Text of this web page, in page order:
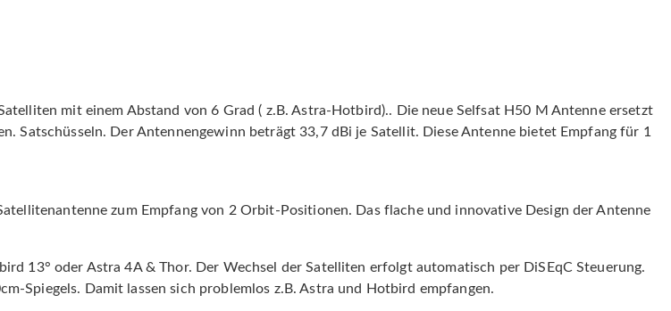
mit einem Abstand von 6 Grad ( z.B. Astra-Hotbird).. Die neue Selfsat H50 M Antenne ersetzt
Satschüsseln. Der Antennengewinn beträgt 33,7 dBi je Satellit. Diese Antenne bietet Empfang für 1
zum Empfang von 2 Orbit-Positionen. Das flache und innovative Design der Antenne
13° oder Astra 4A & Thor. Der Wechsel der Satelliten erfolgt automatisch per DiSEqC Steuerung.
Spiegels. Damit lassen sich problemlos z.B. Astra und Hotbird empfangen.